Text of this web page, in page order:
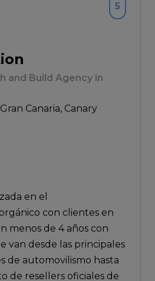
and Build Agency in
Canaria, Canary
5
en el
con clientes en
menos de 4 años con
van desde las principales
de automovilismo hasta
de resellers oficiales de